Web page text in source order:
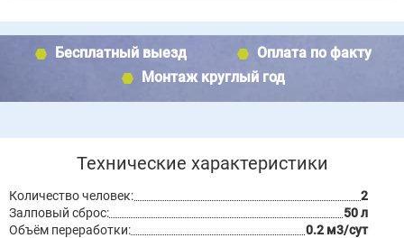
Бесплатный выезд
Оплата по факту
Монтаж круглый год
Технические характеристики
Количество человек:
2
Залповый сброс:
50 л
Объём переработки:
0.2 м3/сут